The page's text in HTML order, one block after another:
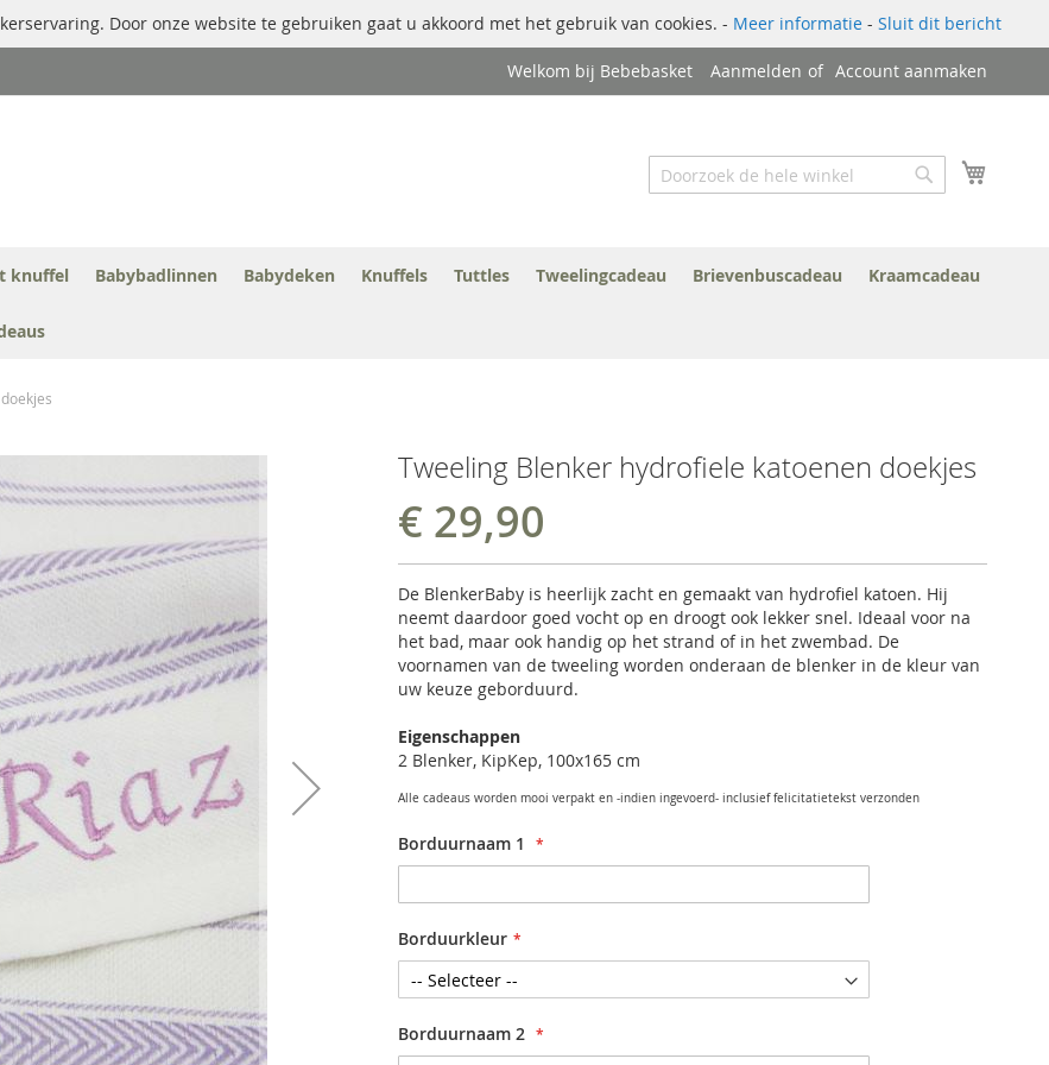
Door onze website te gebruiken gaat u akkoord met het gebruik van cookies. - Meer informatie- Sluit dit bericht
Welkom bij Bebebasket Aanmelden Account aanmaken
Zoek
Zoek
knuffel Babybadlinnen Babydeken Knuffels Tuttles Tweelingcadeau Brievenbuscadeau Kraamcadeau
Tweeling Blenker hydrofiele katoenen doekjes
€ 29,90
De BlenkerBaby is heerlijk zacht en gemaakt van hydrofiel katoen. Hij
neemt daardoor goed vocht op en droogt ook lekker snel. Ideaal voor na
het bad, maar ook handig op het strand of in het zwembad. De
voornamen van de tweeling worden onderaan de blenker in de kleur van
uw keuze geborduurd.
Eigenschappen
2 Blenker, KipKep, 100x165 cm
Alle cadeaus worden mooi verpakt en -indien ingevoerd- inclusief felicitatietekst verzonden
Borduurnaam 1
Borduurkleur
Borduurnaam 2